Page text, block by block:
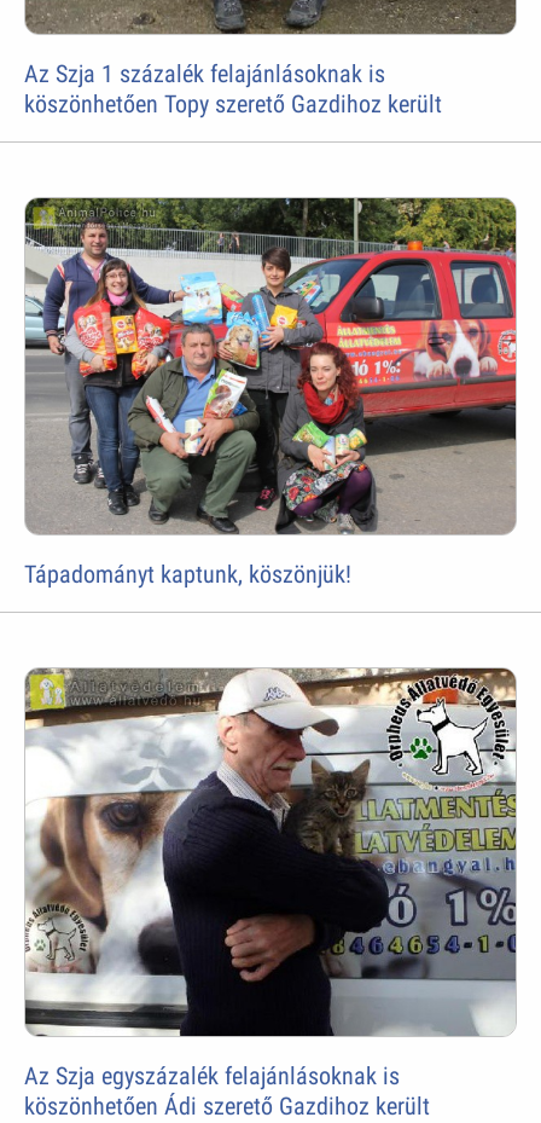
Az Szja 1 százalék felajánlásoknak is
köszönhetően Topy szerető Gazdihoz került
Tápadományt kaptunk, köszönjük!
Az Szja egyszázalék felajánlásoknak is
köszönhetően Ádi szerető Gazdihoz került